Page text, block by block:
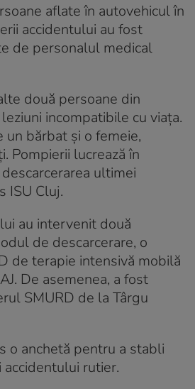
aflate în autovehicul în
accidentului au fost
de personalul medical
două persoane din
incompatibile cu viața.
un bărbat și o femeie,
Pompierii lucrează în
ultimei
ISU Cluj.
au intervenit două
de descarcerare, o
de terapie intensivă mobilă
De asemenea, a fost
SMURD de la Târgu
o anchetă pentru a stabli
rutier.